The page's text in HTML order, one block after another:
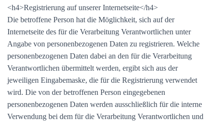
<h4>Registrierung auf unserer Internetseite</h4>
Die betroffene Person hat die Möglichkeit, sich auf der
Internetseite des für die Verarbeitung Verantwortlichen unter
Angabe von personenbezogenen Daten zu registrieren. Welche
personenbezogenen Daten dabei an den für die Verarbeitung
Verantwortlichen übermittelt werden, ergibt sich aus der
jeweiligen Eingabemaske, die für die Registrierung verwendet
wird. Die von der betroffenen Person eingegebenen
personenbezogenen Daten werden ausschließlich für die interne
Verwendung bei dem für die Verarbeitung Verantwortlichen und